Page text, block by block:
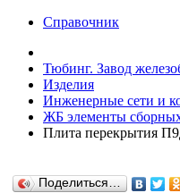
Справочник
Тюбинг. Завод
Изделия
Инженерные сети и
ЖБ элементы
Плита перекрытия
Поделиться…